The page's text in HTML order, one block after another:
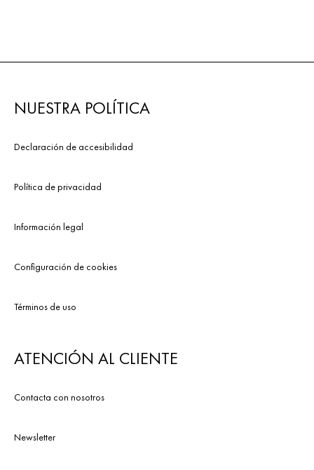
NUESTRA POLÍTICA
Declaración de accesibilidad
Política de privacidad
Información legal
Configuración de cookies
Términos de uso
ATENCIÓN AL CLIENTE
Contacta con nosotros
Newsletter